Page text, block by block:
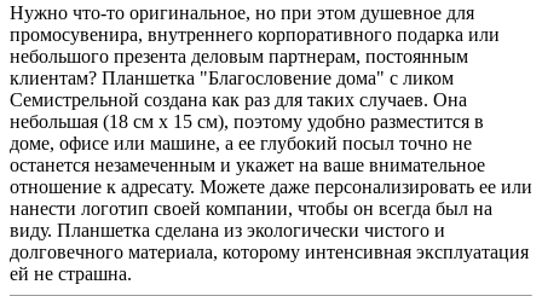
Нужно что-то оригинальное, но при этом душевное для
промосувенира, внутреннего корпоративного подарка или
небольшого презента деловым партнерам, постоянным
клиентам? Планшетка "Благословение дома" с ликом
Семистрельной создана как раз для таких случаев. Она
небольшая (18 см x 15 см), поэтому удобно разместится в
доме, офисе или машине, а ее глубокий посыл точно не
останется незамеченным и укажет на ваше внимательное
отношение к адресату. Можете даже персонализировать ее или
нанести логотип своей компании, чтобы он всегда был на
виду. Планшетка сделана из экологически чистого и
долговечного материала, которому интенсивная эксплуатация
ей не страшна.